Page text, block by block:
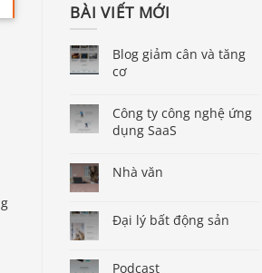
BÀI VIẾT MỚI
Blog giảm cân và tăng
cơ
Công ty công nghệ ứng
dụng SaaS
Nhà văn
Đại lý bất động sản
Podcast